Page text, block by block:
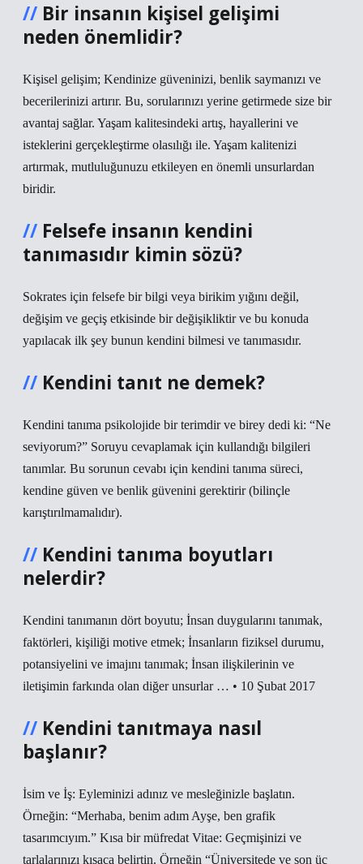
Bir insanın kişisel gelişimi
neden önemlidir?
Kişisel gelişim; Kendinize güveninizi, benlik saymanızı ve
becerilerinizi artırır. Bu, sorularınızı yerine getirmede size bir
avantaj sağlar. Yaşam kalitesindeki artış, hayallerini ve
isteklerini gerçekleştirme olasılığı ile. Yaşam kalitenizi
artırmak, mutluluğunuzu etkileyen en önemli unsurlardan
biridir.
Felsefe insanın kendini
tanımasıdır kimin sözü?
Sokrates için felsefe bir bilgi veya birikim yığını değil,
değişim ve geçiş etkisinde bir değişikliktir ve bu konuda
yapılacak ilk şey bunun kendini bilmesi ve tanımasıdır.
Kendini tanıt ne demek?
Kendini tanıma psikolojide bir terimdir ve birey dedi ki: “Ne
seviyorum?” Soruyu cevaplamak için kullandığı bilgileri
tanımlar. Bu sorunun cevabı için kendini tanıma süreci,
kendine güven ve benlik güvenini gerektirir (bilinçle
karıştırılmamalıdır).
Kendini tanıma boyutları
nelerdir?
Kendini tanımanın dört boyutu; İnsan duygularını tanımak,
faktörleri, kişiliği motive etmek; İnsanların fiziksel durumu,
potansiyelini ve imajını tanımak; İnsan ilişkilerinin ve
iletişimin farkında olan diğer unsurlar … • 10 Şubat 2017
Kendini tanıtmaya nasıl
başlanır?
İsim ve İş: Eyleminizi adınız ve mesleğinizle başlatın.
Örneğin: “Merhaba, benim adım Ayşe, ben grafik
tasarımcıyım.” Kısa bir müfredat Vitae: Geçmişinizi ve
tarlalarınızı kısaca belirtin. Örneğin “Üniversitede ve son üç